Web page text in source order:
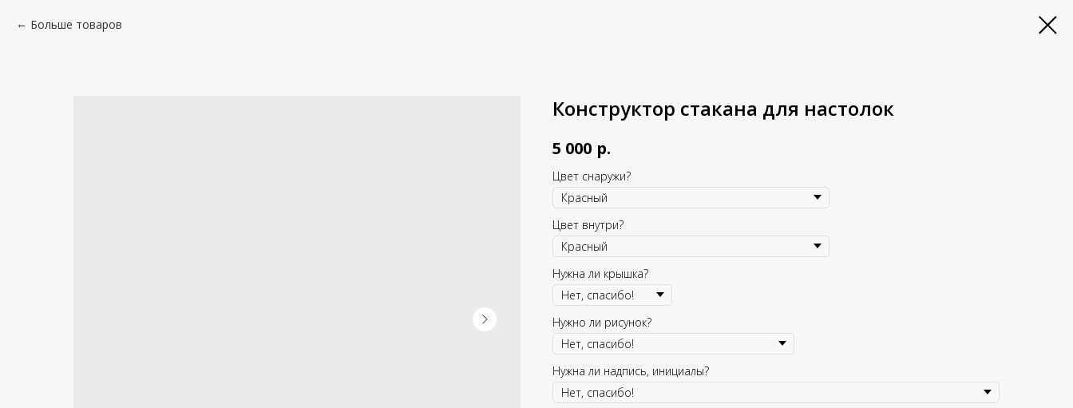
Больше товаров
Конструктор стакана для настолок
5 000 р.
Цвет снаружи?
Цвет внутри?
Нужна ли крышка?
Нужно ли рисунок?
Нужна ли надпись, инициалы?